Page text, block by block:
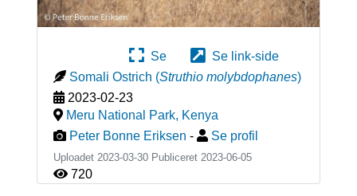
Se
Se link-side
Somali Ostrich (Struthio molybdophanes)
2023-02-23
Meru National Park, Kenya
Peter Bonne Eriksen - Se profil
Uploadet 2023-03-30 Publiceret 2023-06-05
720